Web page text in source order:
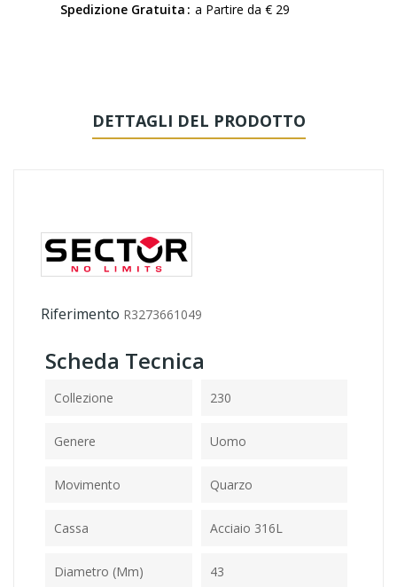
Spedizione Gratuita a Partire da € 29
DETTAGLI DEL PRODOTTO
Riferimento R3273661049
Scheda Tecnica
Collezione 230
Genere Uomo
Movimento Quarzo
Cassa Acciaio 316L
Diametro (mm) 43